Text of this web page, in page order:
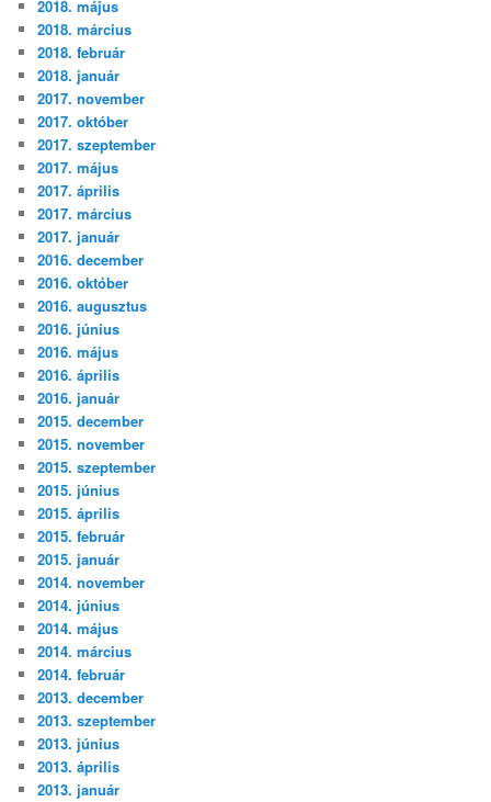
2018. május
2018. március
2018. február
2018. január
2017. november
2017. október
2017. szeptember
2017. május
2017. április
2017. március
2017. január
2016. december
2016. október
2016. augusztus
2016. június
2016. május
2016. április
2016. január
2015. december
2015. november
2015. szeptember
2015. június
2015. április
2015. február
2015. január
2014. november
2014. június
2014. május
2014. március
2014. február
2013. december
2013. szeptember
2013. június
2013. április
2013. január